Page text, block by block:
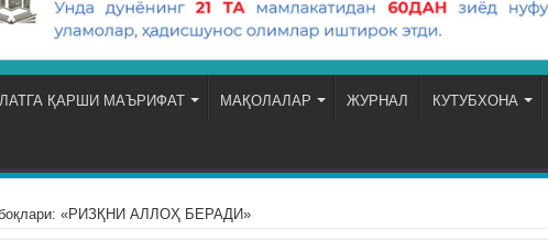
ҚАРШИ МАЪРИФАТ МАҚОЛАЛАР ЖУРНАЛ КУТУБХОНА
«РИЗҚНИ АЛЛОҲ БЕРАДИ»